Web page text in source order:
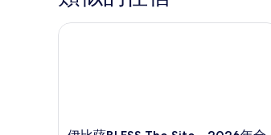
伊比薩BLESS The Site - 2026年全新